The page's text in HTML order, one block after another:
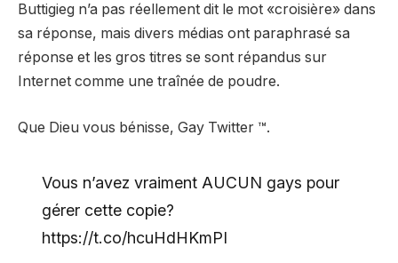
Buttigieg n’a pas réellement dit le mot «croisière» dans
sa réponse, mais divers médias ont paraphrasé sa
réponse et les gros titres se sont répandus sur
Internet comme une traînée de poudre.
Que Dieu vous bénisse, Gay Twitter ™.
Vous n’avez vraiment AUCUN gays pour
gérer cette copie?
https://t.co/hcuHdHKmPI